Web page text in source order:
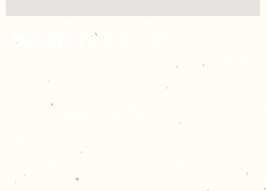
株式会社リンクアップ
0299-94-8321